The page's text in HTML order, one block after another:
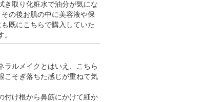
き取り化粧水で油分が気にな
の後お肌の中に美容液や保
既にこちらで購入していた
ラルメイクとはいえ、こちら
こそぎ落ちた感じが重ねて気
付け根から鼻筋にかけて細か